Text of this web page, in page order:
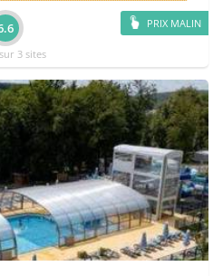
PRIX MALIN
3 sites